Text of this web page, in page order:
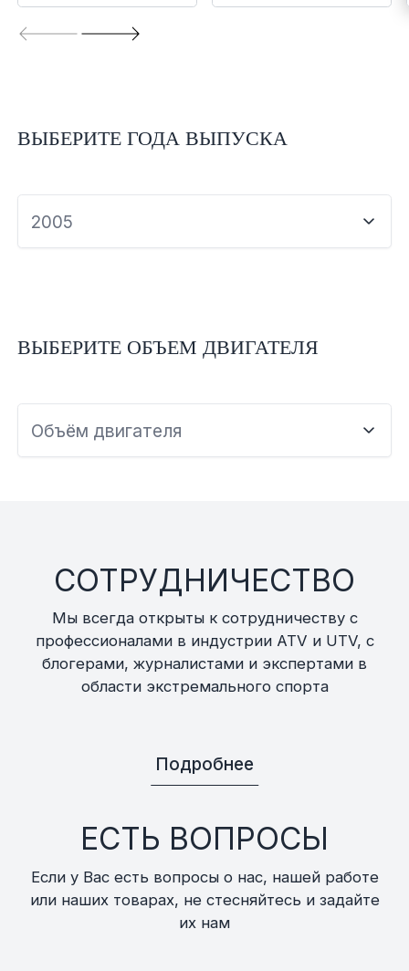
ВЫБЕРИТЕ ГОДА ВЫПУСКА
2005
ВЫБЕРИТЕ ОБЪЕМ ДВИГАТЕЛЯ
Объём двигателя
СОТРУДНИЧЕСТВО
Мы всегда открыты к сотрудничеству с
профессионалами в индустрии ATV и UTV, с
блогерами, журналистами и экспертами в
области экстремального спорта
Подробнее
ЕСТЬ ВОПРОСЫ
Если у Вас есть вопросы о нас, нашей работе
или наших товарах, не стесняйтесь и задайте
их нам